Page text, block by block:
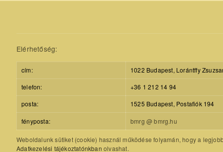
Elérhetőség:
cím:
1022 Budapest, Lorántffy
telefon:
+36 1 212 14 94
posta:
1525 Budapest, Postafiók 194
fényposta: bmrg @ bmrg.hu
Weboldalunk sütiket (cookie) használ működése folyamán, hogy a
Adatkezelési tájékoztatónkban olvashat.